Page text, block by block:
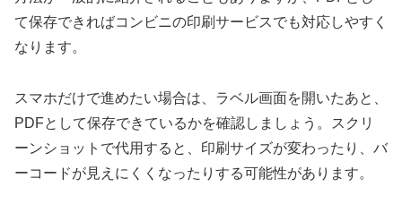
て保存できればコンビニの印刷サービスでも対応しやすく
なります。
スマホだけで進めたい場合は、ラベル画面を開いたあと、
PDFとして保存できているかを確認しましょう。スクリ
ーンショットで代用すると、印刷サイズが変わったり、バ
ーコードが見えにくくなったりする可能性があります。